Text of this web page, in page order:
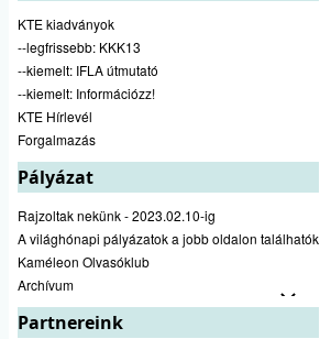
KTE kiadványok
--legfrissebb: KKK13
--kiemelt: IFLA útmutató
--kiemelt: Információzz!
KTE Hírlevél
Forgalmazás
Pályázat
Rajzoltak nekünk - 2023.02.10-ig
A világhónapi pályázatok a jobb oldalon találhatók
Kaméleon Olvasóklub
Archívum
Partnereink